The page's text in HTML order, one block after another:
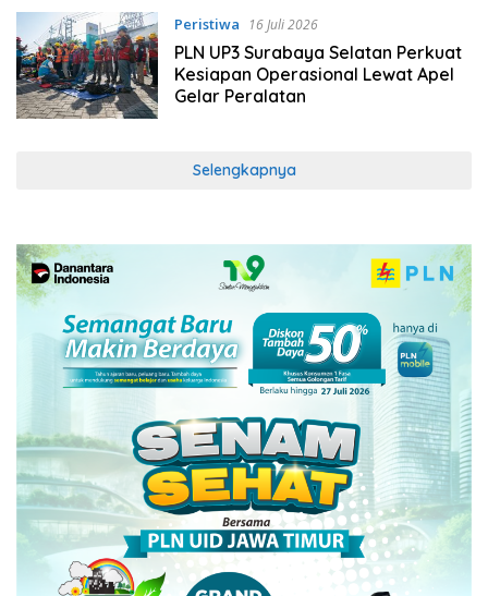
Peristiwa 16 Juli 2026
PLN UP3 Surabaya Selatan Perkuat
Kesiapan Operasional Lewat Apel
Gelar Peralatan
Selengkapnya